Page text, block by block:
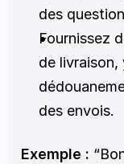
des
Fournissez
de
des envois.
Exemple :